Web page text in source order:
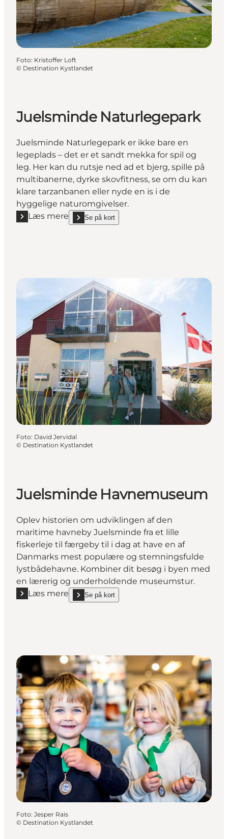
Foto: Kristoffer Loft
© Destination Kystlandet
Juelsminde Naturlegepark
Juelsminde Naturlegepark er ikke bare en
legeplads – det er et sandt mekka for spil og
leg. Her kan du rutsje ned ad et bjerg, spille på
multibanerne, dyrke skovfitness, se om du kan
klare tarzanbanen eller nyde en is i de
hyggelige naturomgivelser.
Læs mere
Læs mere "Juelsminde Naturlegepark"
Se på kort
show Juelsminde Naturlegepark on_map
Foto: David Jervidal
© Destination Kystlandet
Juelsminde Havnemuseum
Oplev historien om udviklingen af den
maritime havneby Juelsminde fra et lille
fiskerleje til færgeby til i dag at have en af
Danmarks mest populære og stemningsfulde
lystbådehavne. Kombiner dit besøg i byen med
en lærerig og underholdende museumstur.
Læs mere
Læs mere "Juelsminde Havnemuseum"
Se på kort
show Juelsminde Havnemuseum on_map
Foto: Jesper Rais
© Destination Kystlandet